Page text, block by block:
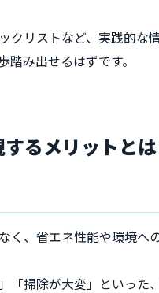
クリストなど、実践的な
み出せるはずです。
るメリットとは
、省エネ性能や環境へ
掃除が大変」といった